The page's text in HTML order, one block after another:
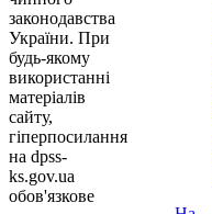
законодавства
України. При
будь-якому
використанні
матеріалів
сайту,
гіперпосилання
на dpss-
ks.gov.ua
обов'язкове